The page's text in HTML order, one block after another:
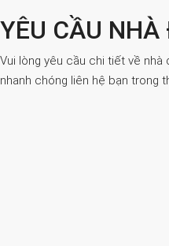
YÊU CẦU
Vui lòng yêu cầu chi tiết về nhà
nhanh chóng liên hệ bạn trong